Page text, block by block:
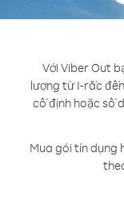
Với Viber Out
lượng từ I-rắc
cố định hoặc số
Mua gói tín dụng